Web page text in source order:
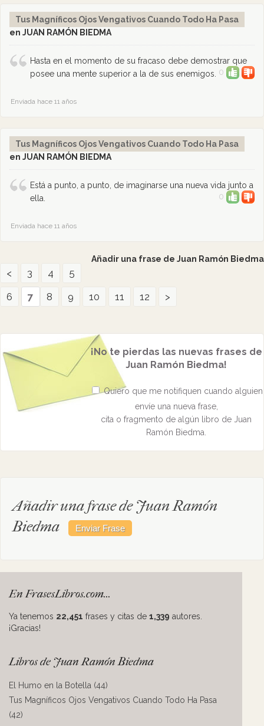
Tus Magníficos Ojos Vengativos Cuando Todo Ha Pasa
en JUAN RAMÓN BIEDMA
Hasta en el momento de su fracaso debe demostrar que
posee una mente superior a la de sus enemigos. 0
Enviada hace 11 años
Tus Magníficos Ojos Vengativos Cuando Todo Ha Pasa
en JUAN RAMÓN BIEDMA
Está a punto, a punto, de imaginarse una nueva vida junto a
ella.
0
Enviada hace 11 años
Añadir una frase de Juan Ramón Biedma
< 3 4
5
6
7 8 9 10 11 12 >
¡No te pierdas las nuevas frases de
Juan Ramón Biedma!
Quiero que me notifiquen cuando alguien
envíe una nueva frase,
cita o fragmento de algún libro de Juan
Ramón Biedma.
Añadir una frase de Juan Ramón
Biedma
En FrasesLibros.com...
Ya tenemos 22,451 frases y citas de 1,339 autores.
¡Gracias!
Libros de Juan Ramón Biedma
El Humo en la Botella (44)
Tus Magníficos Ojos Vengativos Cuando Todo Ha Pasa
(42)